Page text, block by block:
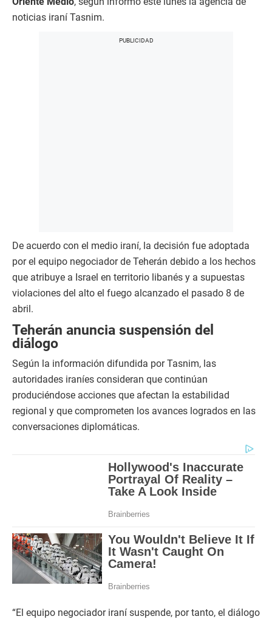
noticias iraní Tasnim.
De acuerdo con el medio iraní, la decisión fue adoptada
por el equipo negociador de Teherán debido a los hechos
que atribuye a Israel en territorio libanés y a supuestas
violaciones del alto el fuego alcanzado el pasado 8 de
abril.
Teherán anuncia suspensión del
diálogo
Según la información difundida por Tasnim, las
autoridades iraníes consideran que continúan
produciéndose acciones que afectan la estabilidad
regional y que comprometen los avances logrados en las
conversaciones diplomáticas.
“El equipo negociador iraní suspende, por tanto, el diálogo